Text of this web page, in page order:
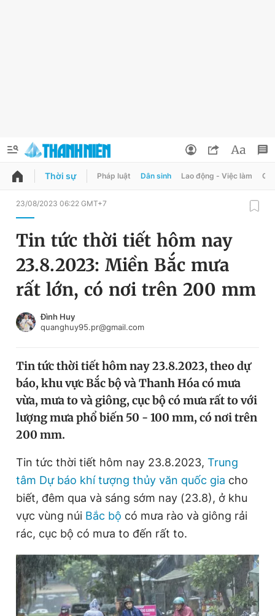
QUẢNG CÁO
Chuyên mục
Chuyên mục khác
Chào ngày mới
Video Magazine
Sản phẩm khác
Tiện ích Bạn cần biết
Thông tin tòa soạn Liên hệ quảng cáo
Đọc Thanh Niên trên điện thoại
Đổi mật khẩu
Tin đã lưu
Tin đã xem
Đăng xuất
Thời sự Pháp luật Dân sinh Lao động - Việc làm
23/08/2023 06:22 GMT+7
Tin tức thời tiết hôm nay
23.8.2023: Miền Bắc mưa
rất lớn, có nơi trên 200 mm
Đình Huy
quanghuy95.pr@gmail.com
Tin tức thời tiết hôm nay 23.8.2023, theo dự
báo, khu vực Bắc bộ và Thanh Hóa có mưa
vừa, mưa to và giông, cục bộ có mưa rất to với
lượng mưa phổ biến 50 - 100 mm, có nơi trên
200 mm.
Tin tức thời tiết hôm nay 23.8.2023, Trung
tâm Dự báo khí tượng thủy văn quốc gia cho
biết, đêm qua và sáng sớm nay (23.8), ở khu
vực vùng núi Bắc bộ có mưa rào và giông rải
rác, cục bộ có mưa to đến rất to.